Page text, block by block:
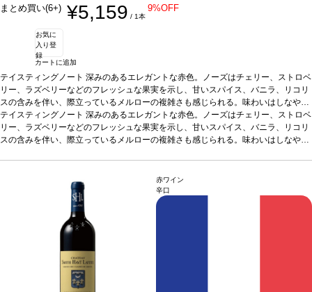
まとめ買い(6+) ¥5,159 / 1本
9%OFF
お気に
入り登
録
カートに追加
テイスティングノート 深みのあるエレガントな赤色。ノーズはチェリー、ストロベ
リー、ラズベリーなどのフレッシュな果実を示し、甘いスパイス、バニラ、リコリ
スの含みを伴い、際立っているメルローの複雑さも感じられる。味わいはしなやか
でまろやか、そしてある種のフレッシュさがこのヴィンテージの美味しさを支えて
いる。タンニンは絹のように滑らかで、長い余韻が続く。合う料理野菜添えの鴨
肉、熟成チーズ、ショコラプラリネなどと好相性。葡萄品種メルロー、カベル
テイスティングノート 深みのあるエレガントな赤色。ノーズはチェリー、ストロベ
リー、ラズベリーなどのフレッシュな果実を示し、甘いスパイス、バニラ、リコリ
スの含みを伴い、際立っているメルローの複雑さも感じられる。味わいはしなやか
肉、熟成チーズ、ショコラプラリネなどと好相性。
ネ・フラン、カベルネ・ソーヴィニヨン
*本ヴィンテージが在庫切れの場合、在庫
があり価格が同様の場合は自動的に次のヴィンテージに変更されます、ご了承くだ
赤ワイン
辛口